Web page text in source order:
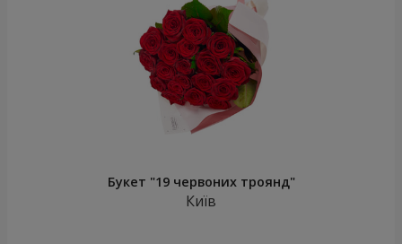
Букет "19 червоних троянд"
Київ